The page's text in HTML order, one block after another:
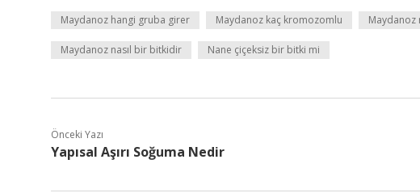
Maydanoz hangi gruba girer Maydanoz kaç kromozomlu Maydanoz
Maydanoz nasıl bir bitkidir Nane çiçeksiz bir bitki mi
Önceki Yazı
Yapısal Aşırı Soğuma Nedir